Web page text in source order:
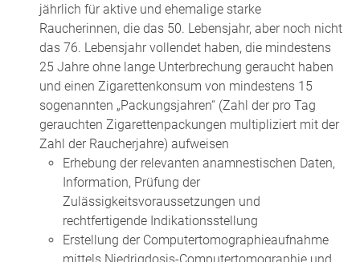
jährlich für aktive und ehemalige starke
Raucherinnen, die das 50. Lebensjahr, aber noch nicht
das 76. Lebensjahr vollendet haben, die mindestens
25 Jahre ohne lange Unterbrechung geraucht haben
und einen Zigarettenkonsum von mindestens 15
sogenannten „Packungsjahren“ (Zahl der pro Tag
gerauchten Zigarettenpackungen multipliziert mit der
Zahl der Raucherjahre) aufweisen
Erhebung der relevanten anamnestischen Daten,
Information, Prüfung der
Zulässigkeitsvoraussetzungen und
rechtfertigende Indikationsstellung
Erstellung der Computertomographieaufnahme